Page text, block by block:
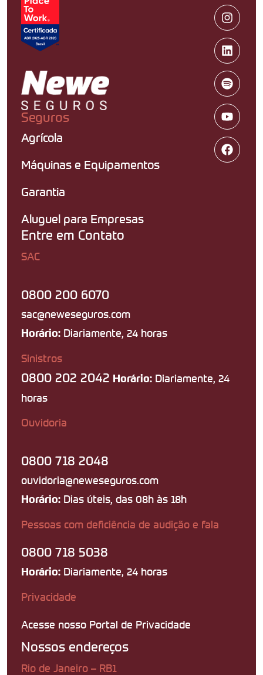
Seguros
Agrícola
Máquinas e Equipamentos
Garantia
Aluguel para Empresas
Entre em Contato
SAC
0800 200 6070
sac@neweseguros.com
Horário: Diariamente, 24 horas
Sinistros
0800 202 2042 Horário: Diariamente, 24
horas
Ouvidoria
0800 718 2048
ouvidoria@neweseguros.com
Horário: Dias úteis, das 08h às 18h
Pessoas com deficiência de audição e fala
0800 718 5038
Horário: Diariamente, 24 horas
Privacidade
Acesse nosso Portal de Privacidade
Nossos endereços
Rio de Janeiro – RB1